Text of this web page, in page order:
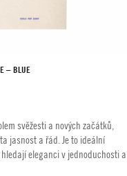
– BLUE
svěžesti a nových začátků,
jasnost a řád. Je to ideální
eleganci v jednoduchosti a